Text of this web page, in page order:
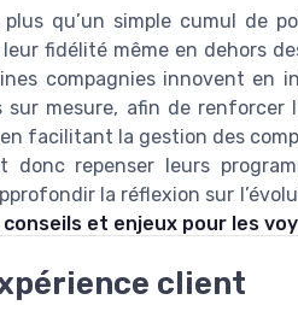
qu’un simple cumul de
fidélité même en dehors
compagnies innovent en
mesure, afin de renforcer
facilitant la gestion des
donc repenser leurs
la réflexion sur
conseils et enjeux pour les
client